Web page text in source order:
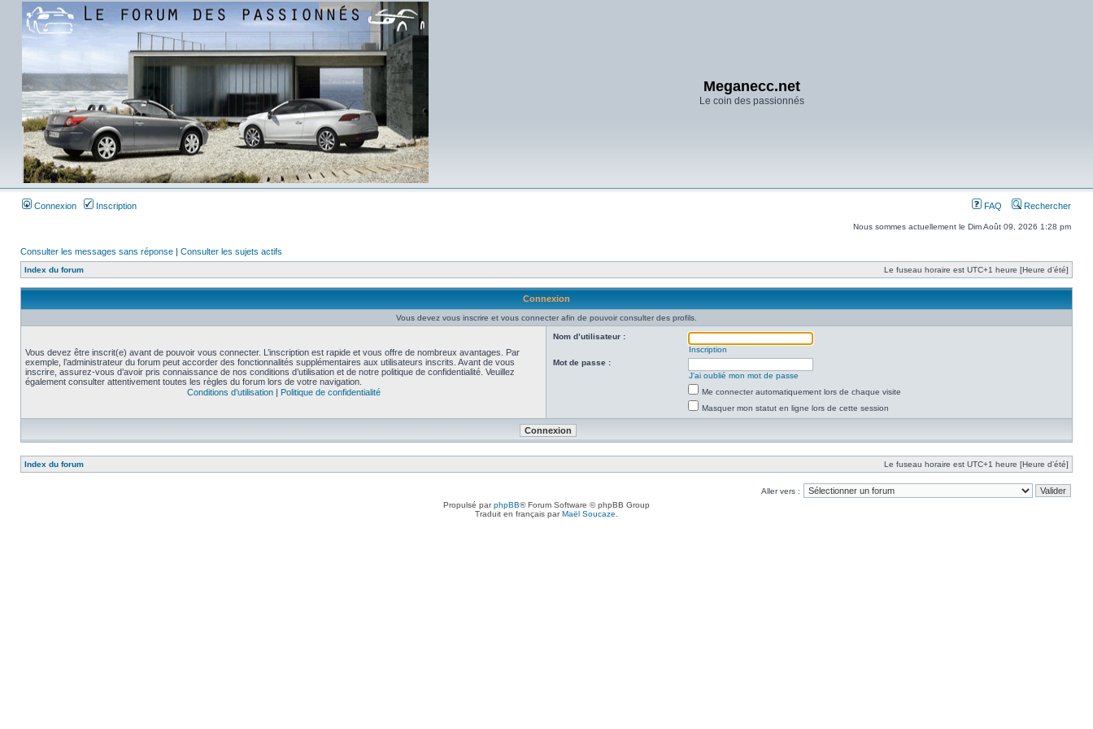
Meganecc.net
Le coin des passionnés
Connexion Inscription FAQ Rechercher
Nous sommes actuellement le Dim Août 09, 2026 1:28 pm
Consulter les messages sans réponse | Consulter les sujets actifs
Index du forum Le fuseau horaire est UTC+1 heure [Heure d’été]
Connexion
Vous devez vous inscrire et vous connecter afin de pouvoir consulter des profils.
Vous devez être inscrit(e) avant de pouvoir vous connecter. L’inscription est rapide et vous offre de nombreux avantages. Par
exemple, l’administrateur du forum peut accorder des fonctionnalités supplémentaires aux utilisateurs inscrits. Avant de vous
inscrire, assurez-vous d’avoir pris connaissance de nos conditions d’utilisation et de notre politique de confidentialité. Veuillez
également consulter attentivement toutes les règles du forum lors de votre navigation.
Conditions d’utilisation| Politique de confidentialité
Nom d’utilisateur :
Inscription
Mot de passe :
J’ai oublié mon mot de passe
Me connecter automatiquement lors de chaque visite
Masquer mon statut en ligne lors de cette session
Index du forum Le fuseau horaire est UTC+1 heure [Heure d’été]
Aller vers :
Propulsé parphpBB® Forum Software © phpBB Group
Traduit en français parMaël Soucaze